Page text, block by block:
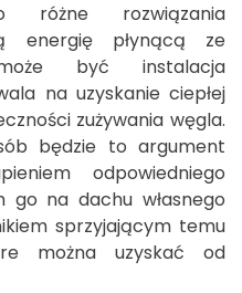
różne rozwiązania
energię płynącą ze
być instalacja
na uzyskanie ciepłej
zużywania węgla.
będzie to argument
odpowiedniego
go na dachu własnego
sprzyjającym temu
można uzyskać od